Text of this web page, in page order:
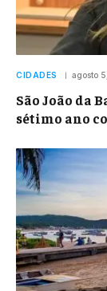
CIDADES agosto
São João da
sétimo ano